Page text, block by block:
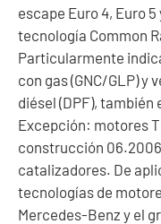
escape Euro 4, Euro
tecnología Common
Particularmente
con gas (GNC/GLP)
diésel (DPF),
Excepción: motores
construcción
catalizadores. De
tecnologías de
Mercedes-Benz y el